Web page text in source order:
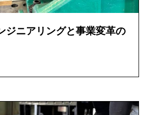
ジニアリングと事業変革の